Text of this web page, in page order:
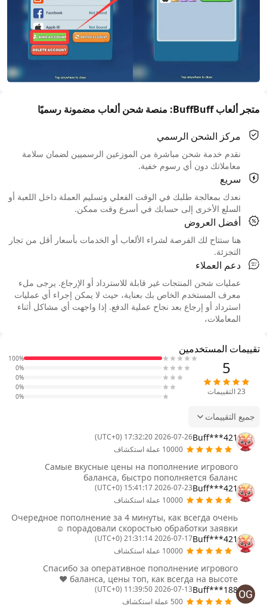
متجر ألعاب BuffBuff: منصة شحن ألعاب مضمونة رسميًا
مركز الشحن الرسمي
نقدم خدمة شحن مباشرة من الموزعين الرسميين لضمان سلامة
معاملاتك دون أي رسوم خفية.
سريع
نعدك بمعالجة طلبك في الوقت الفعلي وتسليم العملة داخل اللعبة أو
السلع الأخرى إلى حسابك في أسرع وقت ممكن.
أفضل العروض
هنا ستتاح لك الفرصة لشراء الألعاب أو الخدمات بأسعار أقل من تجار
التجزئة.
دعم العملاء
عمليات شحن المنتجات غير قابلة للاسترداد أو الإرجاع. يرجى ملء
معرف المستخدم الخاص بك بعناية، حيث لا يمكن إجراء أي عمليات
استرداد أو إرجاع بعد نجاح عملية الدفع. إذا واجهت أي مشاكل أثناء
المعاملات،
تقييمات المستخدمين
5
23التقييمات
100%
0%
0%
0%
0%
جميع التقييمات
Buff***421
2026-07-26 17:32:20 (UTC+0)
10000 عملة استكشاف
Самые вкусные цены на пополнение игрового
баланса, быстро пополняется баланс
Buff***421
2026-07-23 15:41:17 (UTC+0)
10000 عملة استكشاف
Очередное пополнение за 4 минуты, как всегда очень
порадовали скоростью обработки заявки ☺️
Buff***421
2026-07-17 21:31:14 (UTC+0)
10000 عملة استكشاف
Спасибо за оперативное пополнение игрового
баланса, цены топ, как всегда на высоте ❤️
Buff***188
2026-07-13 11:39:50 (UTC+0)
500 عملة استكشاف